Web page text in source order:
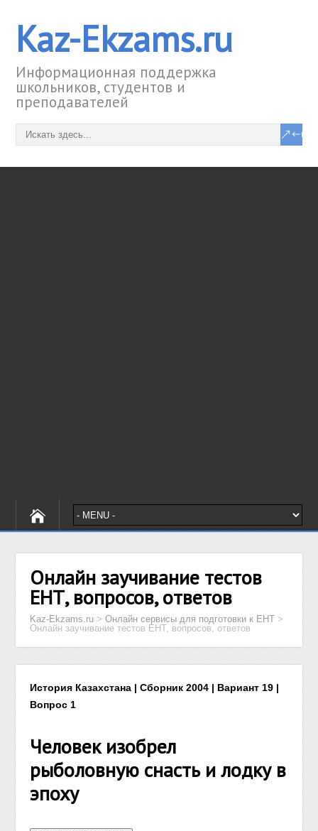
Kaz-Ekzams.ru
Информационная поддержка
школьников, студентов и
преподавателей
Онлайн заучивание тестов
ЕНТ, вопросов, ответов
Kaz-Ekzams.ru >Онлайн сервисы для подготовки к ЕНТ >
Онлайн заучивание тестов ЕНТ, вопросов, ответов
История Казахстана | Сборник 2004 | Вариант 19 |
Вопрос 1
Человек изобрел
рыболовную снасть и лодку в
эпоху